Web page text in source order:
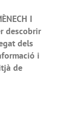
I
descobrir
dels
i
de